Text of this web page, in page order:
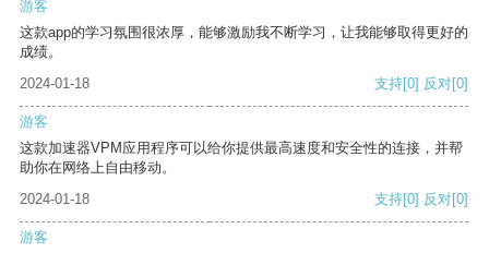
游客
这款app的学习氛围很浓厚，能够激励我不断学习，让我能够取得更好的
成绩。
2024-01-18
支持[0] 反对[0]
游客
这款加速器VPM应用程序可以给你提供最高速度和安全性的连接，并帮
助你在网络上自由移动。
2024-01-18
支持[0] 反对[0]
游客